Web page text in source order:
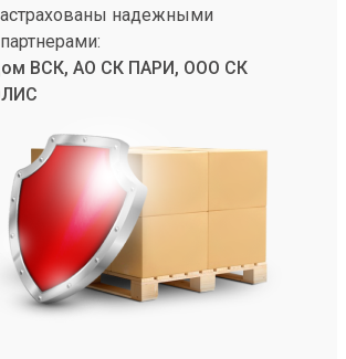
надежными
ВСК, АО СК ПАРИ, ООО СК